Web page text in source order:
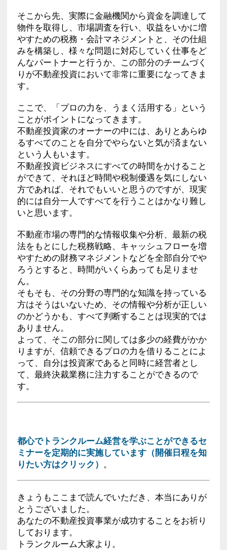
そこから先、実際に金融機関から資金を調達して
物件を取得し、市場調査を行い、収益をいかに増
やすための税務・会計マネジメントと、その仕組
みを構築し、様々な問題に対応していく仕事をど
んなパートナーと行うか、この部分のチームづく
りが不動産投資において非常に重要になってきま
す。
ここで、「プロの力を、うまく活用する」という
ことがポイントになってきます。
不動産投資家のオーナーの中には、ありとあらゆ
るすべてのことを自分でやらないと気が済まない
という人もいます。
不動産投資ビジネスにすべての時間をかけること
ができて、それほど時間や税制優遇を気にしない
方であれば、それでもいいと思うのですが、現実
的には自分一人ですべてを行うことはかなり難し
いと思います。
不動産市場の専門的な情報収集や分析、最新の税
法をもとにした税務戦略、キャッシュフローを増
やすための財務マネジメントなどを全部自分でや
ろうとすると、時間がいくらあっても足りませ
ん。
そもそも、その分野の専門的な知識を持っている
方はそうはいないため、その情報や分析が正しい
のかどうかも、すべて判断することは現実的では
ありません。
よって、そこの部分に関しては多少の経費がかか
りますが、信頼できるプロの力を借りることによ
って、自分は投資家であると同時に経営者とし
て、最終決裁業務に注力することができるので
す。
都心でトランクルーム経営を学ぶことができるセ
ミナーを定期的に実施しています（開催日程を知
りたい方はクリック） 。
きょうもここまで読んでいただき、本当にありが
とうございました。
あなたの不動産投資事業が成功することをお祈り
しております。
トランクルーム大家より。